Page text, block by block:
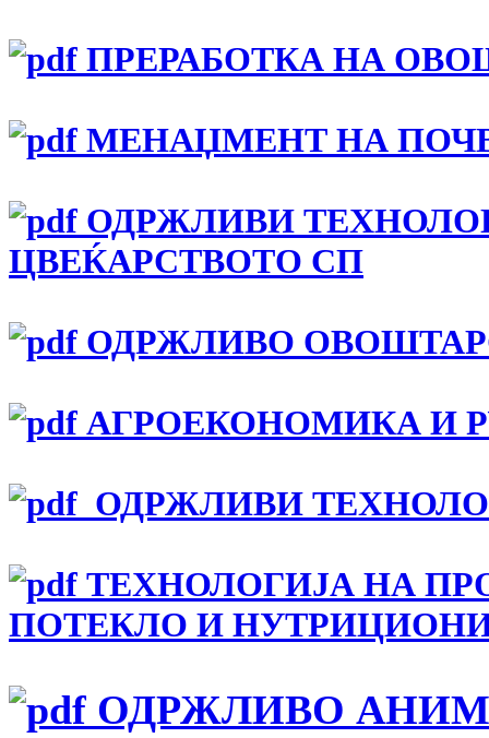
ПРЕРАБОТКА НА
МЕНАЏМЕНТ НА
ОДРЖЛИВИ
ЦВЕЌАРСТВОТО СП
ОДРЖЛИВО
АГРОЕКОНОМИКА И
ОДРЖЛИВИ
ТЕХНОЛОГИЈА НА
ПОТЕКЛО И
ОДРЖЛИВО